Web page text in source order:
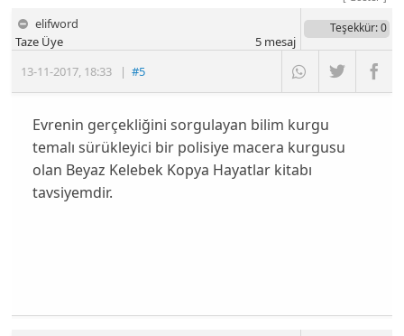
elifword
13-11-2017, 18:33 |#5
Taze Üye
Teşekkür: 0
5mesaj
Evrenin gerçekliğini sorgulayan bilim kurgu
temalı sürükleyici bir polisiye macera kurgusu
olan Beyaz Kelebek Kopya Hayatlar kitabı
tavsiyemdir.